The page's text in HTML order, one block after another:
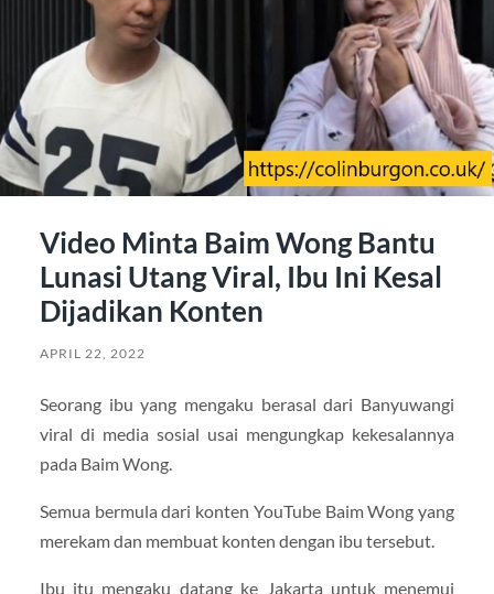
Video Minta Baim Wong Bantu
Lunasi Utang Viral, Ibu Ini Kesal
Dijadikan Konten
APRIL 22, 2022
Seorang ibu yang mengaku berasal dari Banyuwangi
viral di media sosial usai mengungkap kekesalannya
pada Baim Wong.
Semua bermula dari konten YouTube Baim Wong yang
merekam dan membuat konten dengan ibu tersebut.
Ibu itu mengaku datang ke Jakarta untuk menemui